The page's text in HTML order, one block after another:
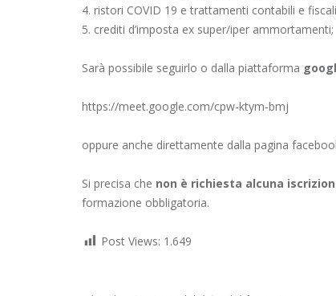
4. ristori COVID 19 e trattamenti contabili e
5. crediti d’imposta ex super/iper ammortamenti;
Sarà possibile seguirlo o dalla piattaforma
https://meet.google.com/cpw-ktym-bmj
oppure anche direttamente dalla pagina
Si precisa che non è richiesta alcuna
formazione obbligatoria.
Post Views: 1.649